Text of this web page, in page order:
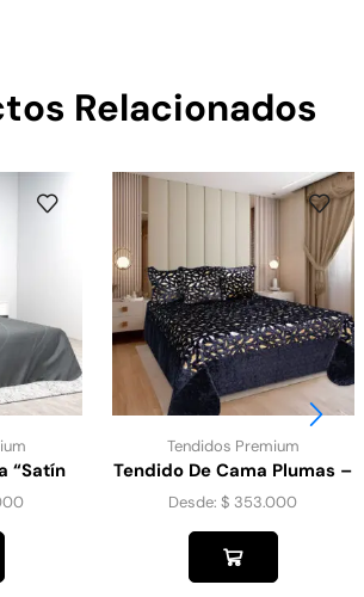
Relacionados
“Satín
Tendidos Premium
Tendido De Cama Plumas –
Negro Con Plumas Doradas
Desde:$ 353.000